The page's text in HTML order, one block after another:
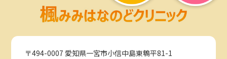
〒494-0007 愛知県一宮市小信中島東鵯平81-1